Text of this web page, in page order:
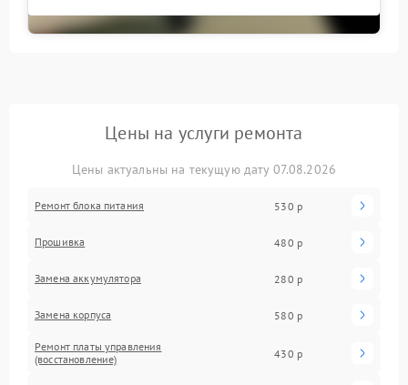
Цены на услуги ремонта
Цены актуальны на текущую дату 07.08.2026
Ремонт блока питания 530 р
Прошивка 480 р
Замена аккумулятора 280 р
Замена корпуса 580 р
Ремонт платы управления
(восстановление)
430 р